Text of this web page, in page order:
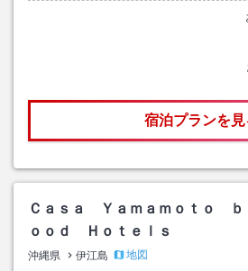
宿泊プランを見
Ｃａｓａ Ｙａｍａｍｏｔｏ
ｏｏｄ Ｈｏｔｅｌｓ
沖縄県 伊江島
地図